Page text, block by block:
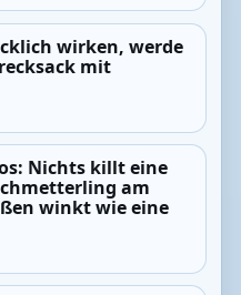
wirken, werde
mit
Nichts killt eine
am
winkt wie eine